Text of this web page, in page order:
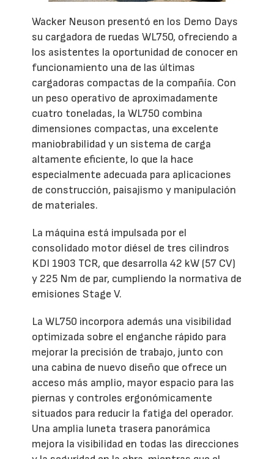
Wacker Neuson presentó en los Demo Days
su cargadora de ruedas WL750, ofreciendo a
los asistentes la oportunidad de conocer en
funcionamiento una de las últimas
cargadoras compactas de la compañía. Con
un peso operativo de aproximadamente
cuatro toneladas, la WL750 combina
dimensiones compactas, una excelente
maniobrabilidad y un sistema de carga
altamente eficiente, lo que la hace
especialmente adecuada para aplicaciones
de construcción, paisajismo y manipulación
de materiales.
La máquina está impulsada por el
consolidado motor diésel de tres cilindros
KDI 1903 TCR, que desarrolla 42 kW (57 CV)
y 225 Nm de par, cumpliendo la normativa de
emisiones Stage V.
La WL750 incorpora además una visibilidad
optimizada sobre el enganche rápido para
mejorar la precisión de trabajo, junto con
una cabina de nuevo diseño que ofrece un
acceso más amplio, mayor espacio para las
piernas y controles ergonómicamente
situados para reducir la fatiga del operador.
Una amplia luneta trasera panorámica
mejora la visibilidad en todas las direcciones